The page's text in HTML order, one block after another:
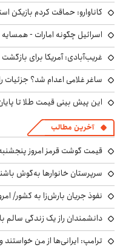
کاناوارو: حماقت کردم بازیکن
اسرائیل چگونه امارات -
غریب‌آبادی: آمریکا برای
ساغر غلامی اعدام شد؟ جزئیات
این پیش بینی قیمت طلا تا پایان تابستان ۱۴۰۵
آخرین مطالب
قیمت گوشت قرمز امروز پنجشنبه ۱۵ مرداد ۱۴۰۵
سرپرستان خانوارها به‌گوش
نفوذ جریان بارش‌زا به کشور/
دانشمندان راز یک زندگی سالم
ترامپ: ایرانی‌ها از من خواستند